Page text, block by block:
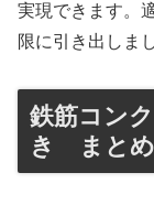
実現できます。
限に引き出しま
鉄筋コン
き まとめ